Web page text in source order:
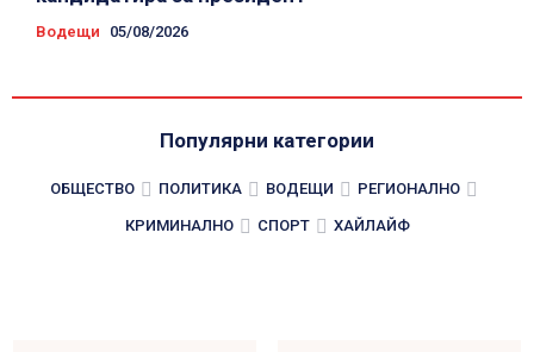
Водещи 05/08/2026
Популярни категории
ОБЩЕСТВО ПОЛИТИКА ВОДЕЩИ РЕГИОНАЛНО
КРИМИНАЛНО СПОРТ ХАЙЛАЙФ